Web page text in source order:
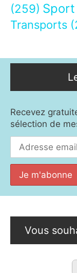
(259) Sport
Transports
Recevez
sélection de
Vous